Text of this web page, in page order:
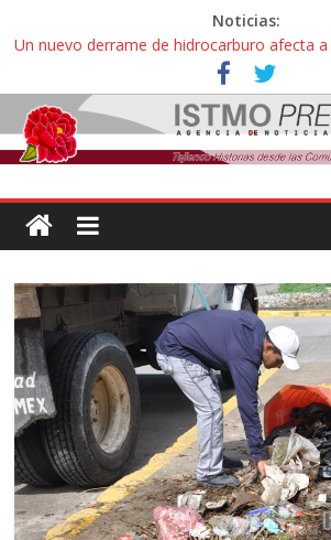
Noticias:
Un nuevo derrame de hidrocarburo afecta a
ahora pescadores de Salinas del Marqués
Pemex
Ángel, el joven autista expulsado por la
Ixtepec, Oaxaca vuelve a las aulas tras
Familiares de periodista Alejandro Leyva
intelectuales de su asesinato
Alertan pescadores de Juchitán, Oaxaca de
Pescadores y comuneros ikoots detienen
material pétreo de gravera Oyamel